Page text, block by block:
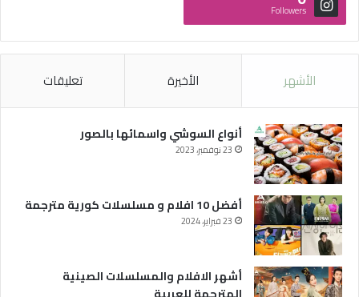
Followers
الأشهر الأخيرة تعليقات
أنواع السوشي واسمائها بالصور
23 نوفمبر، 2023
أفضل 10 افلام و مسلسلات كورية مترجمة
23 فبراير، 2024
أشهر الافلام والمسلسلات الصينية